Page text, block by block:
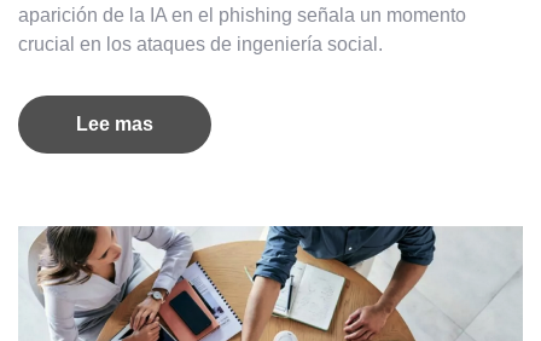
aparición de la IA en el phishing señala un momento
crucial en los ataques de ingeniería social.
Lee mas